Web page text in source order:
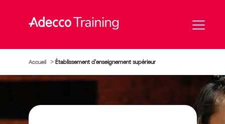
Accueil >Établissement d'enseignement supérieur